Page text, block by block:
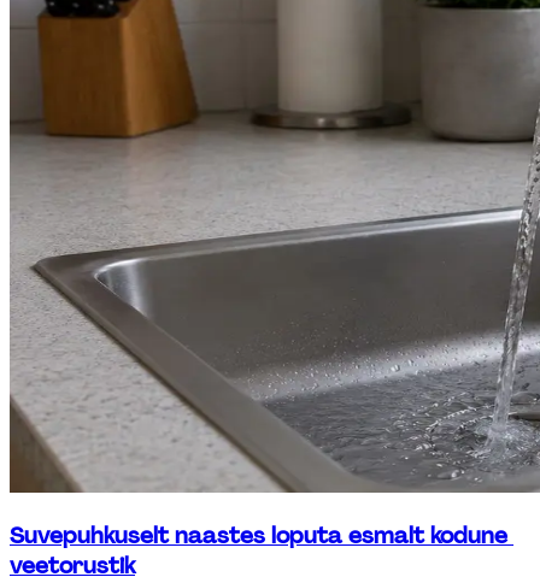
Suvepuhkuselt naastes loputa esmalt kodune
veetorustik